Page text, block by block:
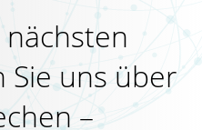
Sie uns über
–